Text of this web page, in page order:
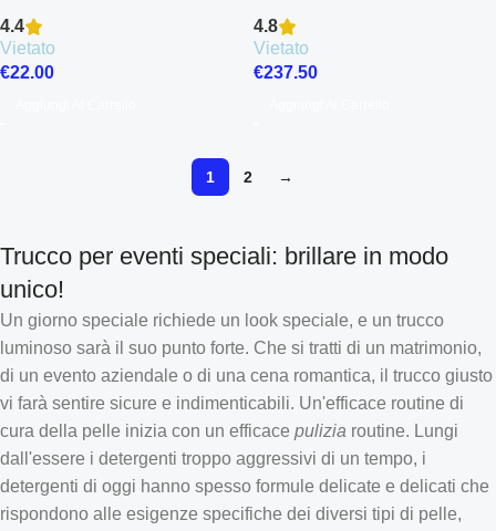
4.4
Vietato
€22.00
4.8
Vietato
€237.50
1 2 →
Trucco per eventi speciali: brillare in modo
unico!
Un giorno speciale richiede un look speciale, e un trucco
luminoso sarà il suo punto forte. Che si tratti di un matrimonio,
di un evento aziendale o di una cena romantica, il trucco giusto
vi farà sentire sicure e indimenticabili. Un'efficace routine di
cura della pelle inizia con un efficace pulizia routine. Lungi
dall'essere i detergenti troppo aggressivi di un tempo, i
detergenti di oggi hanno spesso formule delicate e delicati che
rispondono alle esigenze specifiche dei diversi tipi di pelle,